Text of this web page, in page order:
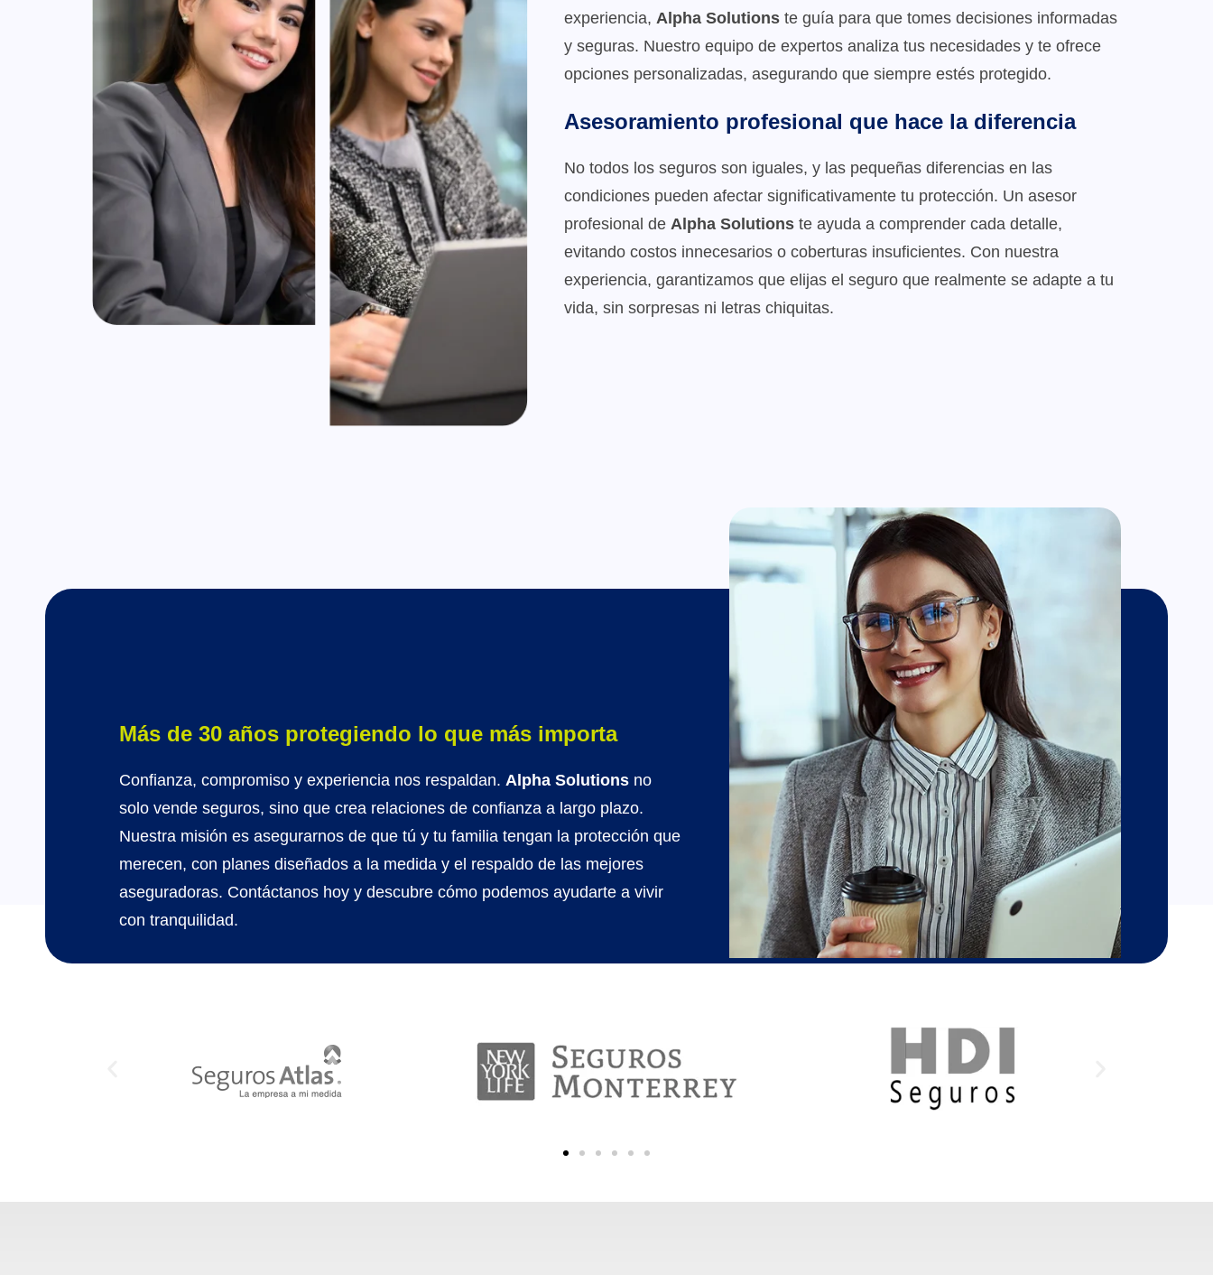
experiencia, Alpha Solutions te guía para que tomes decisiones informadas
y seguras. Nuestro equipo de expertos analiza tus necesidades y te ofrece
opciones personalizadas, asegurando que siempre estés protegido.
Asesoramiento profesional que hace la diferencia
No todos los seguros son iguales, y las pequeñas diferencias en las
condiciones pueden afectar significativamente tu protección. Un asesor
profesional de Alpha Solutions te ayuda a comprender cada detalle,
evitando costos innecesarios o coberturas insuficientes. Con nuestra
experiencia, garantizamos que elijas el seguro que realmente se adapte a tu
vida, sin sorpresas ni letras chiquitas.
Más de 30 años protegiendo lo que más importa
Confianza, compromiso y experiencia nos respaldan. Alpha Solutions no
solo vende seguros, sino que crea relaciones de confianza a largo plazo.
Nuestra misión es asegurarnos de que tú y tu familia tengan la protección que
merecen, con planes diseñados a la medida y el respaldo de las mejores
aseguradoras. Contáctanos hoy y descubre cómo podemos ayudarte a vivir
con tranquilidad.